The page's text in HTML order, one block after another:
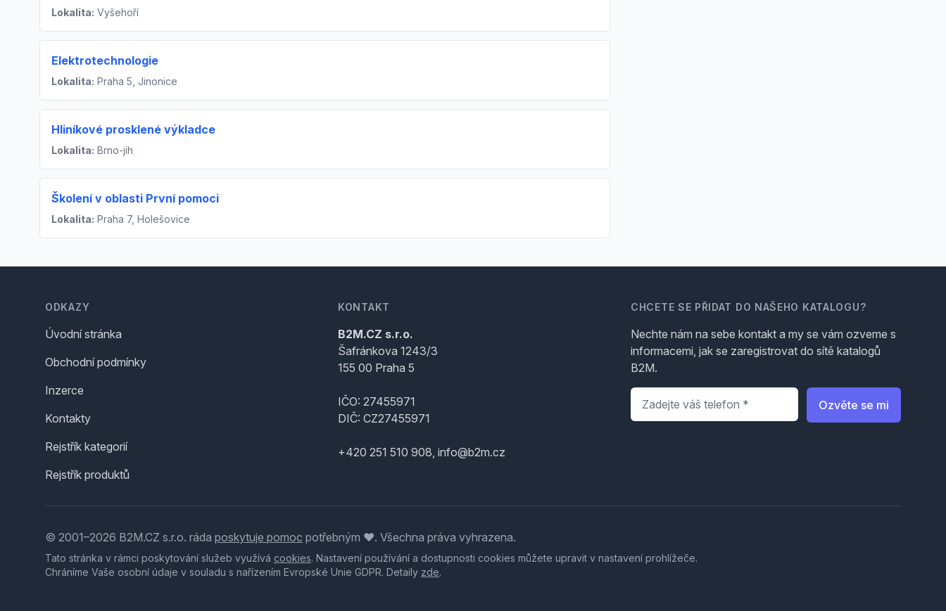
Lokalita: Vyšehoří
Elektrotechnologie
Lokalita: Praha 5, Jinonice
Hliníkové prosklené výkladce
Lokalita: Brno-jih
Školení v oblasti První pomoci
Lokalita: Praha 7, Holešovice
ODKAZY
Úvodní stránka
Obchodní podmínky
Inzerce
Kontakty
Rejstřík kategorií
Rejstřík produktů
KONTAKT
B2M.CZ s.r.o.
Šafránkova 1243/3
155 00 Praha 5
IČO: 27455971
DIČ: CZ27455971
+420 251 510 908, info@b2m.cz
CHCETE SE PŘIDAT DO NAŠEHO KATALOGU?
Nechte nám na sebe kontakt a my se vám ozveme s
informacemi, jak se zaregistrovat do sítě katalogů
B2M.
Telefon
Ozvěte se mi
© 2001–2026 B2M.CZ s.r.o. ráda poskytuje pomoc potřebným ♥️. Všechna práva vyhrazena.
Tato stránka v rámci poskytování služeb využívá cookies. Nastavení používání a dostupnosti cookies můžete upravit v nastavení prohlížeče.
Chráníme Vaše osobní údaje v souladu s nařízením Evropské Unie GDPR. Detaily zde.